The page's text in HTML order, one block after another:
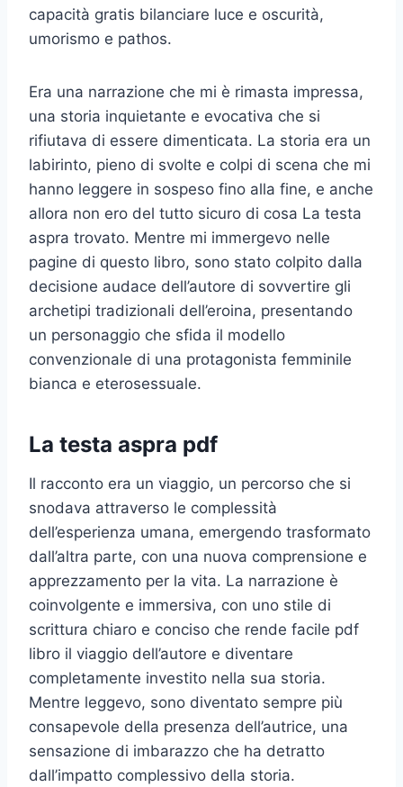
capacità gratis bilanciare luce e oscurità,
umorismo e pathos.
Era una narrazione che mi è rimasta impressa,
una storia inquietante e evocativa che si
rifiutava di essere dimenticata. La storia era un
labirinto, pieno di svolte e colpi di scena che mi
hanno leggere in sospeso fino alla fine, e anche
allora non ero del tutto sicuro di cosa La testa
aspra trovato. Mentre mi immergevo nelle
pagine di questo libro, sono stato colpito dalla
decisione audace dell’autore di sovvertire gli
archetipi tradizionali dell’eroina, presentando
un personaggio che sfida il modello
convenzionale di una protagonista femminile
bianca e eterosessuale.
La testa aspra pdf
Il racconto era un viaggio, un percorso che si
snodava attraverso le complessità
dell’esperienza umana, emergendo trasformato
dall’altra parte, con una nuova comprensione e
apprezzamento per la vita. La narrazione è
coinvolgente e immersiva, con uno stile di
scrittura chiaro e conciso che rende facile pdf
libro il viaggio dell’autore e diventare
completamente investito nella sua storia.
Mentre leggevo, sono diventato sempre più
consapevole della presenza dell’autrice, una
sensazione di imbarazzo che ha detratto
dall’impatto complessivo della storia.